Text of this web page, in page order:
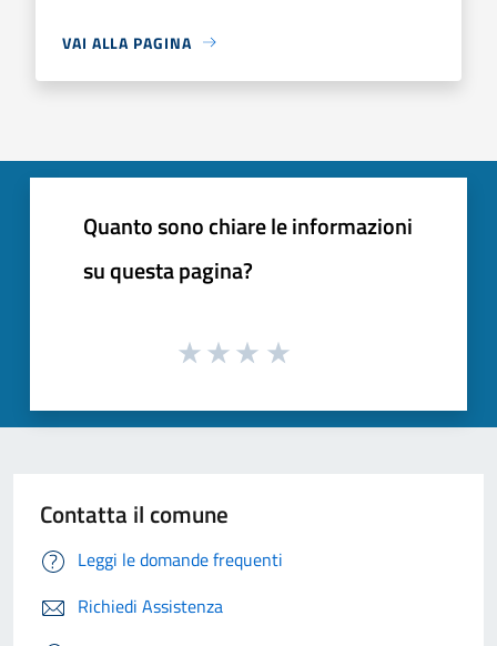
VAI ALLA PAGINA
Quanto sono chiare le informazioni
su questa pagina?
Contatta il comune
Leggi le domande frequenti
Richiedi Assistenza